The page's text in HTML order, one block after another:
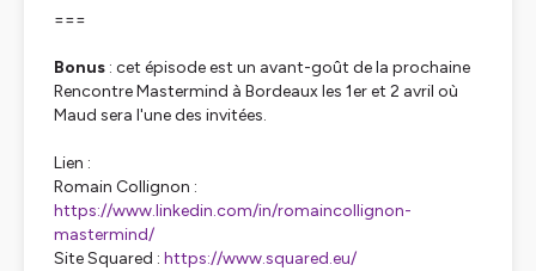
===
Bonus : cet épisode est un avant-goût de la prochaine
Rencontre Mastermind à Bordeaux les 1er et 2 avril où
Maud sera l'une des invitées.
Lien :
Romain Collignon :
https://www.linkedin.com/in/romaincollignon-
mastermind/
Site Squared : https://www.squared.eu/